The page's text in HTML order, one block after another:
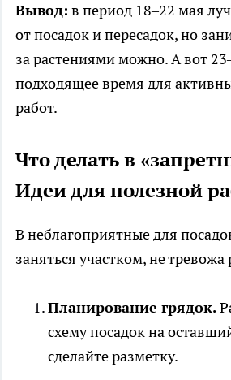
Вывод: в период 18–22 мая
от посадок и пересадок, но
за растениями можно. А вот
подходящее время для
работ.
Что делать в
Идеи для полезной
В неблагоприятные для
заняться участком, не тревожа
Планирование грядок.
схему посадок на
сделайте разметку.